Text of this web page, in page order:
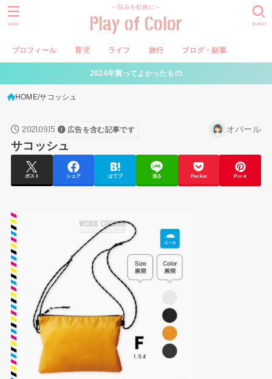
～悩みを虹色に～
Play of Color
プロフィール 育児 ライフ 旅行 ブログ・副業
SEARCH
MENU
2024年買ってよかったもの
HOME サコッシュ
2021.09.15 広告を含む記事です オパール
サコッシュ
ポスト シェア はてブ 送る Pocket Pin it